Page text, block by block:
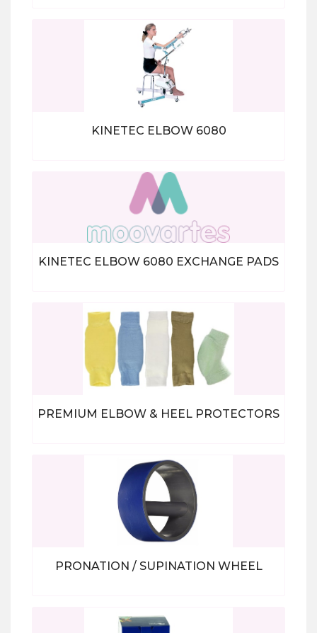
Bekijk alle producten
KINETEC ELBOW 6080
Bekijk alle producten
KINETEC ELBOW 6080 EXCHANGE PADS
PREMIUM ELBOW & HEEL PROTECTORS
Bekijk alle producten
PRONATION / SUPINATION WHEEL